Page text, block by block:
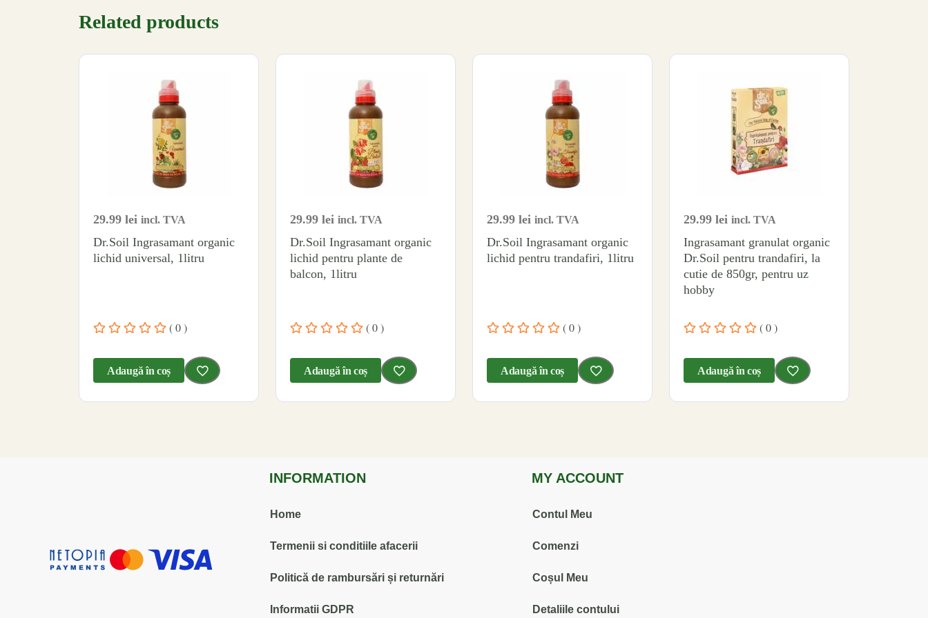
Related products
29.99 lei incl. TVA
Dr.Soil Ingrasamant organic
lichid universal, 1litru
( 0 )
Adaugă în coș
29.99 lei incl. TVA
Dr.Soil Ingrasamant organic
lichid pentru plante de
balcon, 1litru
( 0 )
Adaugă în coș
29.99 lei incl. TVA
Dr.Soil Ingrasamant organic
lichid pentru trandafiri, 1litru
( 0 )
Adaugă în coș
29.99 lei incl. TVA
Ingrasamant granulat organic
Dr.Soil pentru trandafiri, la
cutie de 850gr, pentru uz
hobby
( 0 )
Adaugă în coș
INFORMATION
Home
Termenii si conditiile afacerii
Politică de rambursări și returnări
Informatii GDPR
MY ACCOUNT
Contul Meu
Comenzi
Coșul Meu
Detaliile contului